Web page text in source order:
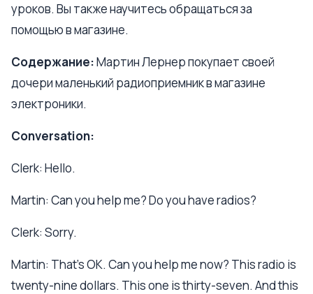
уроков. Вы также научитесь обращаться за
помощью в магазине.
Содержание:Мартин Лернер покупает своей
дочери маленький радиоприемник в магазине
электроники.
Conversation:
Clerk: Hello.
Martin: Can you help me? Do you have radios?
Clerk: Sorry.
Martin: That's OK. Can you help me now? This radio is
twenty-nine dollars. This one is thirty-seven. And this